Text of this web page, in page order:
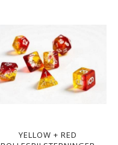
YELLOW + RED